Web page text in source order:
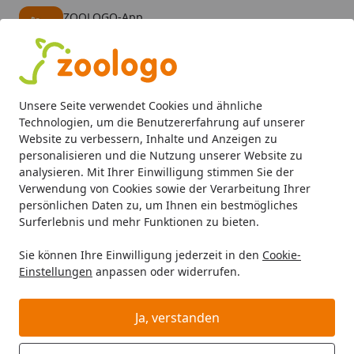
Unsere Seite verwendet Cookies und ähnliche
Technologien, um die Benutzererfahrung auf unserer
Website zu verbessern, Inhalte und Anzeigen zu
personalisieren und die Nutzung unserer Website zu
analysieren. Mit Ihrer Einwilligung stimmen Sie der
Verwendung von Cookies sowie der Verarbeitung Ihrer
persönlichen Daten zu, um Ihnen ein bestmögliches
Surferlebnis und mehr Funktionen zu bieten.
Sie können Ihre Einwilligung jederzeit in den Cookie-
Einstellungen anpassen oder widerrufen.
Ja, verstanden
ZOOLOGO-App
Alle Produkte
Mein Konto
Suchen
Startseite
Hund Hundefutter BARF & Frostfutter Kauartikel &
Corwex Hühnerbrust Hundesnack
Huehnerbrust_Streifen